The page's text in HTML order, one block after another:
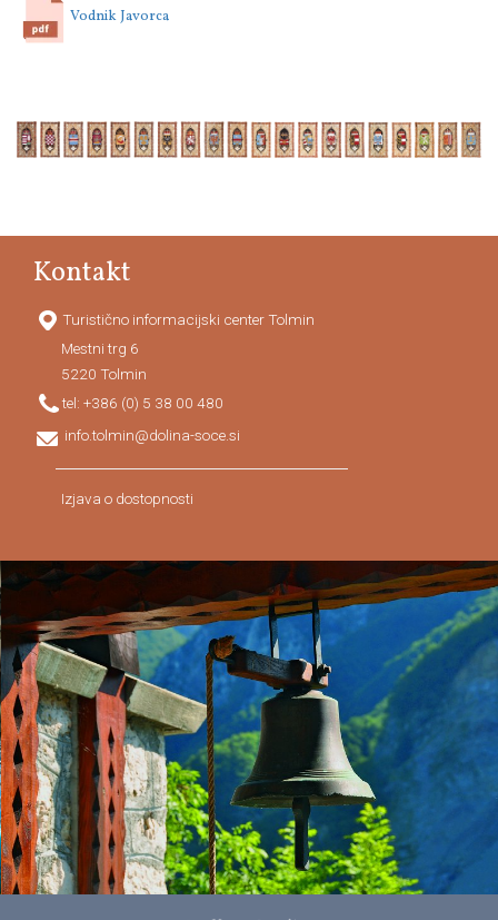
Vodnik Javorca
Kontakt
Turistično informacijski center Tolmin
Mestni trg 6
5220 Tolmin
tel: +386 (0) 5 38 00 480
info.tolmin@dolina-soce.si
Izjava o dostopnosti